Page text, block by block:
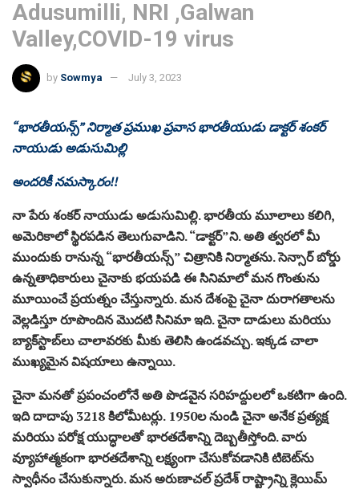
Adusumilli, NRI ,Galwan
Valley,COVID-19 virus
by Sowmya July 3, 2023
“భారతీయన్స్” నిర్మాత ప్రముఖ ప్రవాస భారతీయుడు డాక్టర్ శంకర్
నాయుడు అడుసుమిల్లి
అందరికీ నమస్కారం!!
నా పేరు శంకర్ నాయుడు అడుసుమిల్లి. భారతీయ మూలాలు కలిగి,
అమెరికాలో స్థిరపడిన తెలుగువాడిని. “డాక్టర్”ని. అతి త్వరలో మీ
ముందుకు రానున్న “భారతీయన్స్” చిత్రానికి నిర్మాతను. సెన్సార్ బోర్డు
ఉన్నతాధికారులు చైనాకు భయపడి ఈ సినిమాలో మన గొంతును
మూయించే ప్రయత్నం చేస్తున్నారు. మన దేశంపై చైనా దురాగతాలను
వెల్లడిస్తూ రూపొందిన మొదటి సినిమా ఇది. చైనా దాడులు మరియు
బ్యాక్‌స్టాబ్‌లు చాలావరకు మీకు తెలిసి ఉండవచ్చు. ఇక్కడ చాలా
ముఖ్యమైన విషయాలు ఉన్నాయి.
చైనా మనతో ప్రపంచంలోనే అతి పొడవైన సరిహద్దులలో ఒకటిగా ఉంది.
ఇది దాదాపు 3218 కిలోమీటర్లు. 1950ల నుండి చైనా అనేక ప్రత్యక్ష
మరియు పరోక్ష యుద్ధాలతో భారతదేశాన్ని దెబ్బతీస్తోంది. వారు
వ్యూహాత్మకంగా భారతదేశాన్ని లక్ష్యంగా చేసుకోవడానికి టిబెట్‌ను
స్వాధీనం చేసుకున్నారు. మన అరుణాచల్ ప్రదేశ్ రాష్ట్రాన్ని క్లెయిమ్